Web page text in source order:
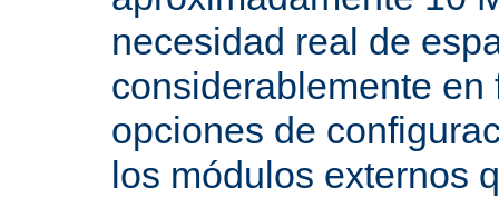
necesidad real de
considerablemente en
opciones de
los módulos externos